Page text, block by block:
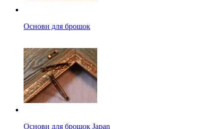
Основи для брошок
Основи для брошок Japan